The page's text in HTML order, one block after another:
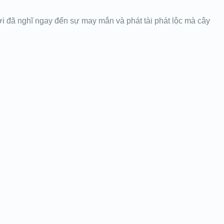
nghĩ ngay đến sự may mắn và phát tài phát lộc mà cây